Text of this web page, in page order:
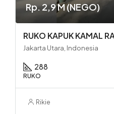
Rp. 2,9 M (NEGO)
RUKO KAPUK KAMAL
Jakarta Utara, Indonesia
288
RUKO
Rikie